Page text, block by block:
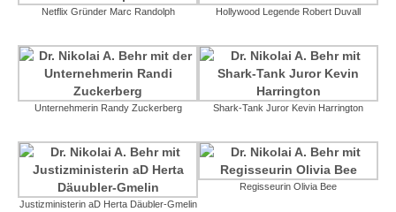
Netflix Gründer Marc Randolph Hollywood Legende Robert Duvall
Unternehmerin Randy Zuckerberg Shark-Tank Juror Kevin Harrington
Justizministerin aD Herta Däubler-Gmelin
Regisseurin Olivia Bee